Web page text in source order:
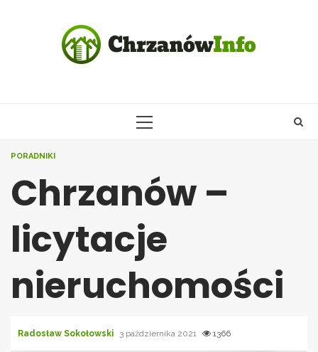
PRIMARY
PORADNIKI
Chrzanów –
licytacje
nieruchomości
Radosław Sokołowski 3 października 2021 1366